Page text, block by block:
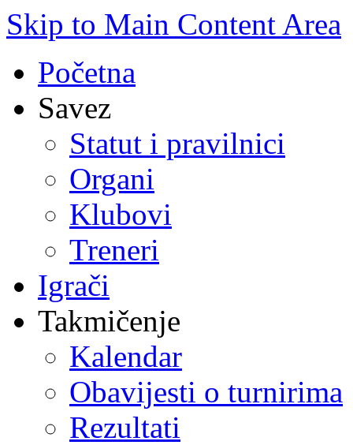
Skip to Main Content Area
Početna
Savez
Statut i pravilnici
Organi
Klubovi
Treneri
Igrači
Takmičenje
Kalendar
Obavijesti o turnirima
Rezultati